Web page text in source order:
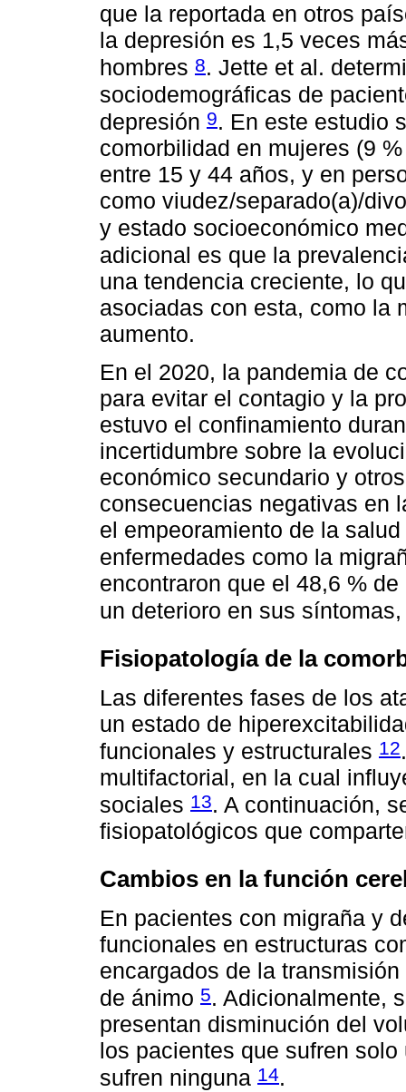
que la reportada en otros
la depresión es 1,5 veces
hombres 8. Jette et al.
sociodemográficas de
depresión 9. En este estudio
comorbilidad en mujeres (9
entre 15 y 44 años, y en
como viudez/separado(a)/
y estado socioeconómico
adicional es que la
una tendencia creciente, lo
asociadas con esta, como la
aumento.
En el 2020, la pandemia de
para evitar el contagio y la
estuvo el confinamiento
incertidumbre sobre la
económico secundario y
consecuencias negativas en
el empeoramiento de la
enfermedades como la
encontraron que el 48,6 %
un deterioro en sus
Fisiopatología de la
Las diferentes fases de los
un estado de
funcionales y estructurales 12
multifactorial, en la cual
sociales 13. A continuación,
fisiopatológicos que
Cambios en la función
En pacientes con migraña y
funcionales en estructuras
encargados de la
de ánimo 5. Adicionalmente,
presentan disminución del
los pacientes que sufren
sufren ninguna 14.